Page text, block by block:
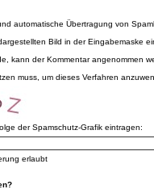
automatische Übertragung von
Bild in der Eingabemaske
kann der Kommentar angenommen
muss, um dieses Verfahren
der Spamschutz-Grafik eintragen:
erlaubt